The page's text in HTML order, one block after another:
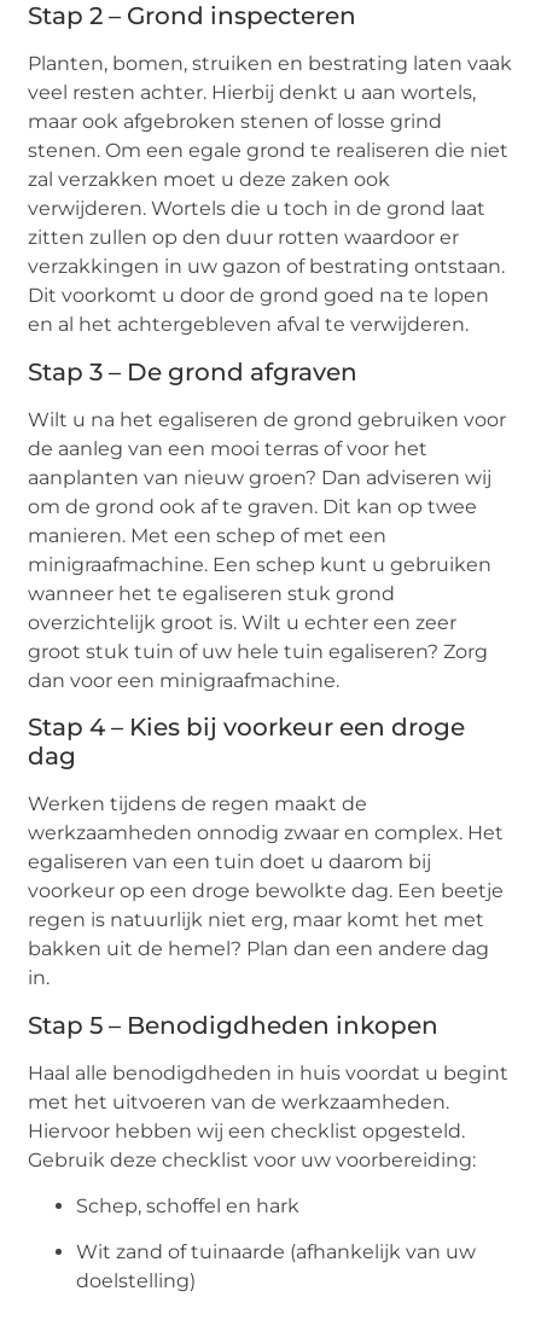
Stap 2 – Grond inspecteren
Planten, bomen, struiken en bestrating laten vaak
veel resten achter. Hierbij denkt u aan wortels,
maar ook afgebroken stenen of losse grind
stenen. Om een egale grond te realiseren die niet
zal verzakken moet u deze zaken ook
verwijderen. Wortels die u toch in de grond laat
zitten zullen op den duur rotten waardoor er
verzakkingen in uw gazon of bestrating ontstaan.
Dit voorkomt u door de grond goed na te lopen
en al het achtergebleven afval te verwijderen.
Stap 3 – De grond afgraven
Wilt u na het egaliseren de grond gebruiken voor
de aanleg van een mooi terras of voor het
aanplanten van nieuw groen? Dan adviseren wij
om de grond ook af te graven. Dit kan op twee
manieren. Met een schep of met een
minigraafmachine. Een schep kunt u gebruiken
wanneer het te egaliseren stuk grond
overzichtelijk groot is. Wilt u echter een zeer
groot stuk tuin of uw hele tuin egaliseren? Zorg
dan voor een minigraafmachine.
Stap 4 – Kies bij voorkeur een droge
dag
Werken tijdens de regen maakt de
werkzaamheden onnodig zwaar en complex. Het
egaliseren van een tuin doet u daarom bij
voorkeur op een droge bewolkte dag. Een beetje
regen is natuurlijk niet erg, maar komt het met
bakken uit de hemel? Plan dan een andere dag
in.
Stap 5 – Benodigdheden inkopen
Haal alle benodigdheden in huis voordat u begint
met het uitvoeren van de werkzaamheden.
Hiervoor hebben wij een checklist opgesteld.
Gebruik deze checklist voor uw voorbereiding:
Schep, schoffel en hark
Wit zand of tuinaarde (afhankelijk van uw
doelstelling)